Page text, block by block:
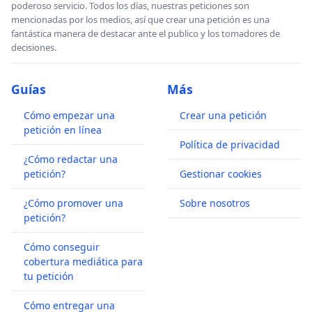
poderoso servicio. Todos los días, nuestras peticiones son
mencionadas por los medios, así que crear una petición es una
fantástica manera de destacar ante el publico y los tomadores de
decisiones.
Guías
Cómo empezar una
petición en línea
¿Cómo redactar una
petición?
¿Cómo promover una
petición?
Cómo conseguir
cobertura mediática para
tu petición
Cómo entregar una
Más
Crear una petición
Política de privacidad
Gestionar cookies
Sobre nosotros